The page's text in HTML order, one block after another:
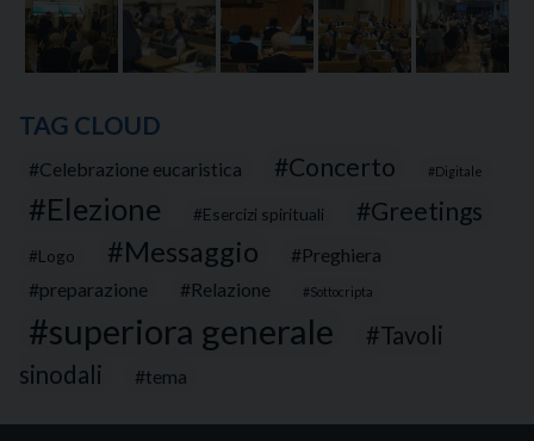
TAG CLOUD
Celebrazione eucaristica Concerto Digitale
Elezione Esercizi spirituali Greetings
Logo Messaggio
Preghiera
preparazione
Relazione Sottocripta
superiora generale
Tavoli
sinodali
tema